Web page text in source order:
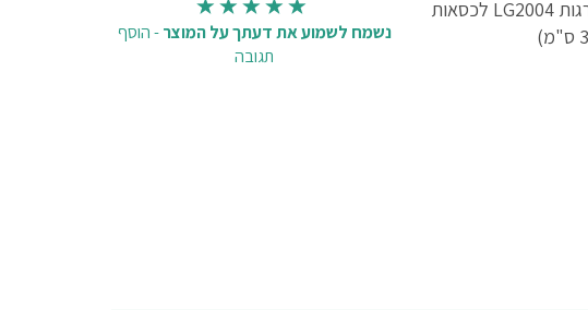
מיני רמפה מתאם את מעלון המדרגות LG2004 לכסאות
נשמח לשמוע את דעתך על המוצר-הוסף
תגובה